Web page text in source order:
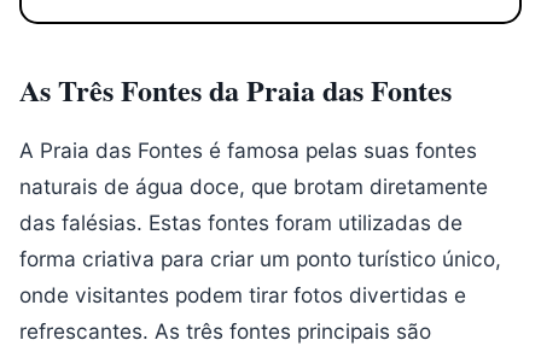
As Três Fontes da Praia das Fontes
A Praia das Fontes é famosa pelas suas fontes
naturais de água doce, que brotam diretamente
das falésias. Estas fontes foram utilizadas de
forma criativa para criar um ponto turístico único,
onde visitantes podem tirar fotos divertidas e
refrescantes. As três fontes principais são